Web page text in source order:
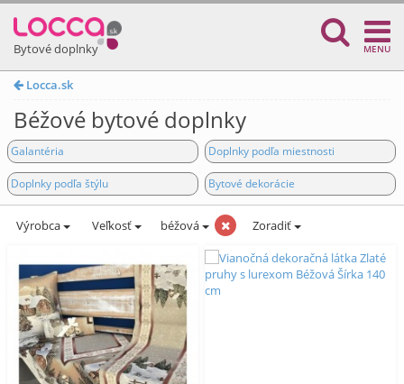
Bytové doplnky MENU
Locca.sk
Béžové bytové doplnky
Galantéria Doplnky podľa miestnosti
Doplnky podľa štýlu Bytové dekorácie
Výrobca Veľkosť béžová Zoradiť